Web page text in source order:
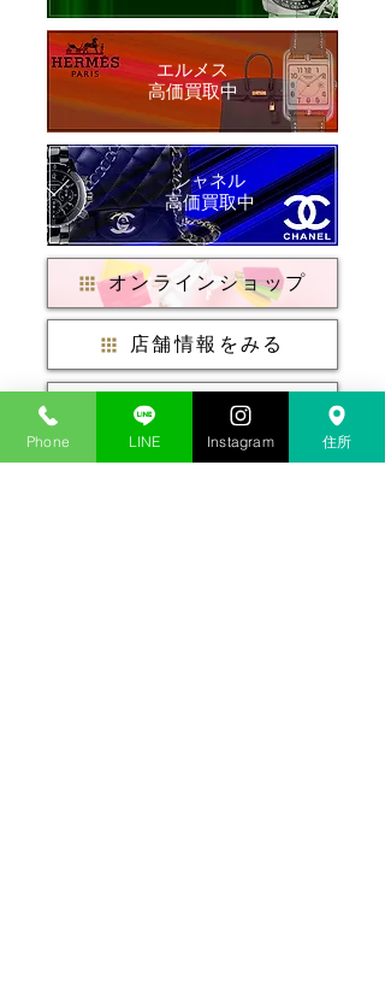
​エルメス
​高価買取中
シャネル
​高価買取中
オンラインショップ
店舗情報をみる
店頭買取はこちら
出張買取について
Phone LINE Instagram 住所